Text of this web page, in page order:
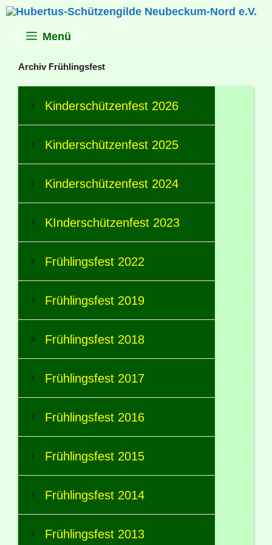
Zum
Inhalt
Menü
Archiv Frühlingsfest
Kinderschützenfest 2026
Kinderschützenfest 2025
Kinderschützenfest 2024
KInderschützenfest 2023
Frühlingsfest 2022
Frühlingsfest 2019
Frühlingsfest 2018
Frühlingsfest 2017
Frühlingsfest 2016
Frühlingsfest 2015
Frühlingsfest 2014
Frühlingsfest 2013